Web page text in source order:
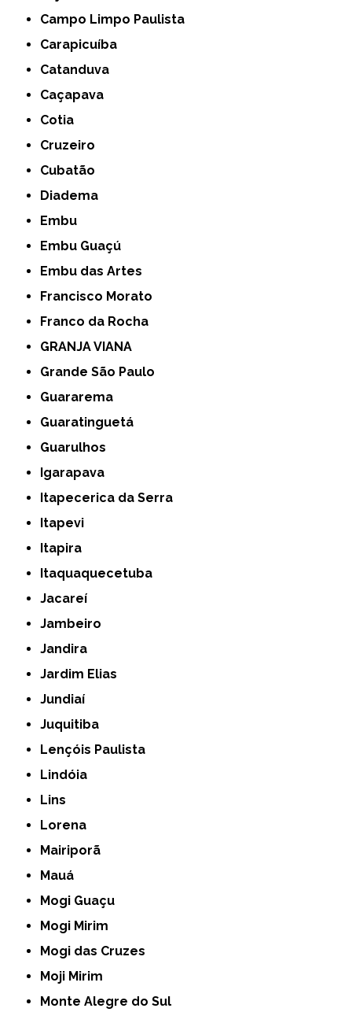
Campo Limpo Paulista
Carapicuíba
Catanduva
Caçapava
Cotia
Cruzeiro
Cubatão
Diadema
Embu
Embu Guaçú
Embu das Artes
Francisco Morato
Franco da Rocha
GRANJA VIANA
Grande São Paulo
Guararema
Guaratinguetá
Guarulhos
Igarapava
Itapecerica da Serra
Itapevi
Itapira
Itaquaquecetuba
Jacareí
Jambeiro
Jandira
Jardim Elias
Jundiaí
Juquitiba
Lençóis Paulista
Lindóia
Lins
Lorena
Mairiporã
Mauá
Mogi Guaçu
Mogi Mirim
Mogi das Cruzes
Moji Mirim
Monte Alegre do Sul